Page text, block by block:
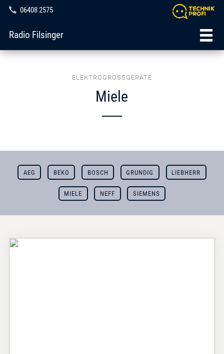
06408 2575
Radio Filsinger
ELEKTROGROSSGERÄTE
Miele
AEG BEKO BOSCH GRUNDIG LIEBHERR
MIELE NEFF SIEMENS